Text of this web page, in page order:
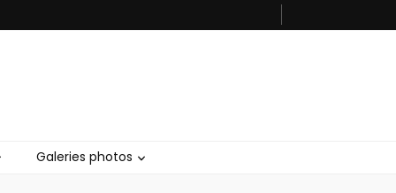
Galeries photos